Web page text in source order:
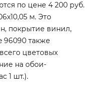
по цене 4 200 руб.
м. Это
покрытие винил,
96090 также
цветовых
на обои-
1 шт.).